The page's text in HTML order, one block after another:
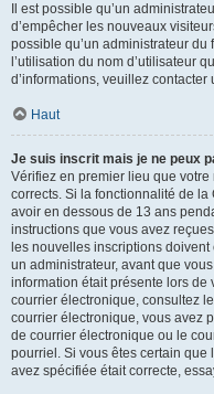
Il est possible qu’un
d’empêcher les nouveaux
possible qu’un administrateur
l’utilisation du nom d’utilisateur
d’informations, veuillez
Haut
Je suis inscrit mais je ne peux
Vérifiez en premier lieu que votre
corrects. Si la fonctionnalité de la
avoir en dessous de 13 ans
instructions que vous avez
les nouvelles inscriptions
un administrateur, avant que
information était présente lors de
courrier électronique, consultez
courrier électronique, vous avez
de courrier électronique ou le
pourriel. Si vous êtes certain que
avez spécifiée était correcte,